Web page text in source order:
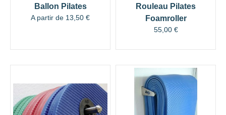
Ballon Pilates
A partir de 13,50 €
Rouleau Pilates
Foamroller
55,00 €